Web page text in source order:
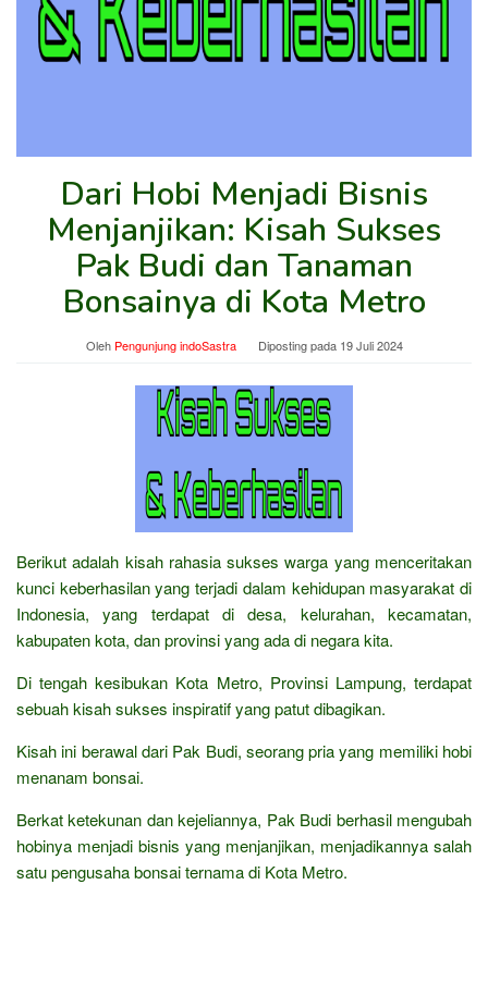
Dari Hobi Menjadi Bisnis
Menjanjikan: Kisah Sukses
Pak Budi dan Tanaman
Bonsainya di Kota Metro
Oleh Pengunjung indoSastra Diposting pada 19 Juli 2024
Berikut adalah kisah rahasia sukses warga yang menceritakan
kunci keberhasilan yang terjadi dalam kehidupan masyarakat di
Indonesia, yang terdapat di desa, kelurahan, kecamatan,
kabupaten kota, dan provinsi yang ada di negara kita.
Di tengah kesibukan Kota Metro, Provinsi Lampung, terdapat
sebuah kisah sukses inspiratif yang patut dibagikan.
Kisah ini berawal dari Pak Budi, seorang pria yang memiliki hobi
menanam bonsai.
Berkat ketekunan dan kejeliannya, Pak Budi berhasil mengubah
hobinya menjadi bisnis yang menjanjikan, menjadikannya salah
satu pengusaha bonsai ternama di Kota Metro.